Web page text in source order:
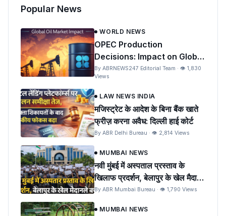
Popular News
WORLD NEWS
OPEC Production
Decisions: Impact on Global
Oil Prices and India
By ABRNEWS247 Editorial Team · 👁 1,830
Views
LAW NEWS INDIA
मजिस्ट्रेट के आदेश के बिना बैंक खाते
फ्रीज़ करना अवैध: दिल्ली हाई कोर्ट
By ABR Delhi Bureau · 👁 2,814 Views
MUMBAI NEWS
नवी मुंबई में अस्पताल प्रस्ताव के
खिलाफ प्रदर्शन, बेलापुर के खेल मैदान
को बचाने की मांग
By ABR Mumbai Bureau · 👁 1,790 Views
MUMBAI NEWS